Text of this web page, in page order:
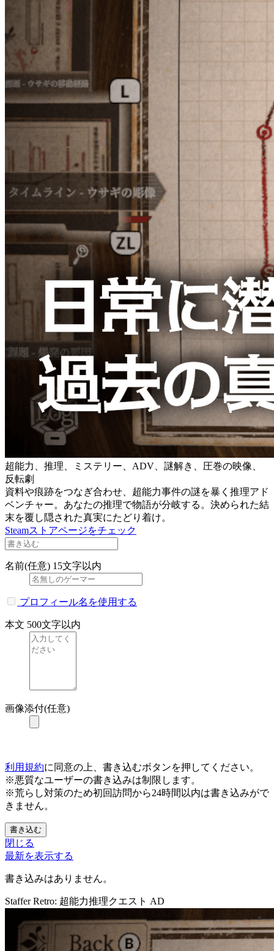
超能力、推理、ミステリー、ADV、謎解き、圧巻の映像、
反転劇
資料や痕跡をつなぎ合わせ、超能力事件の謎を暴く推理アド
ベンチャー。あなたの推理で物語が分岐する。決められた結
末を覆し隠された真実にたどり着け。
Steamストアページをチェック
名前(任意) 15文字以内
プロフィール名を使用する
本文 500文字以内
画像添付(任意)
利用規約に同意の上、書き込むボタンを押してください。
※悪質なユーザーの書き込みは制限します。
※荒らし対策のため初回訪問から24時間以内は書き込みがで
きません。
書き込む
閉じる
最新を表示する
書き込みはありません。
Staffer Retro: 超能力推理クエスト AD